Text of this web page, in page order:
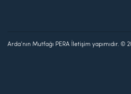
Arda'nın Mutfağı PERA İletişim yapımıdır. ©